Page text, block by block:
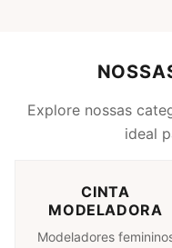
Explore nossas
ideal
CINTA
MODELADORA
Modeladores